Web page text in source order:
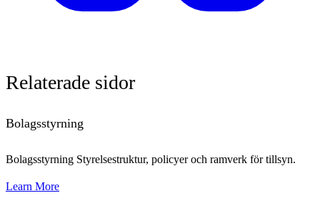
Relaterade sidor
Bolagsstyrning
Bolagsstyrning Styrelsestruktur, policyer och ramverk för tillsyn.
Learn More